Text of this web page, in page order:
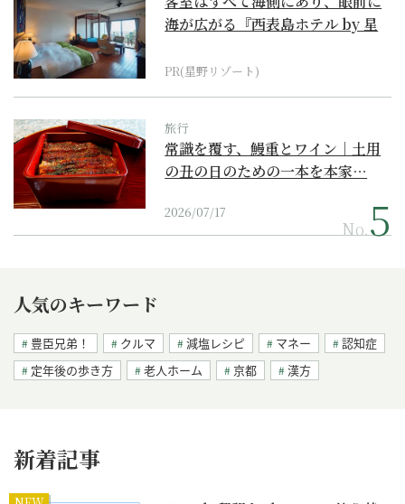
海が広がる『西表島ホテル by 星
PR(星野リゾート)
旅行
常識を覆す、鰻重とワイン｜土用
の丑の日のための一本を本家…
2026/07/17
No.
人気のキーワード
豊臣兄弟！ クルマ 減塩レシピ マネー
認知症
定年後の歩き方
老人ホーム 京都 漢方
新着記事